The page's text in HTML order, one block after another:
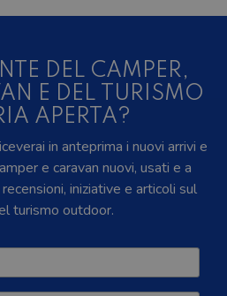
DEL CAMPER,
E DEL TURISMO
APERTA?
in anteprima i nuovi arrivi e
e caravan nuovi, usati e a
iniziative e articoli sul
turismo outdoor.